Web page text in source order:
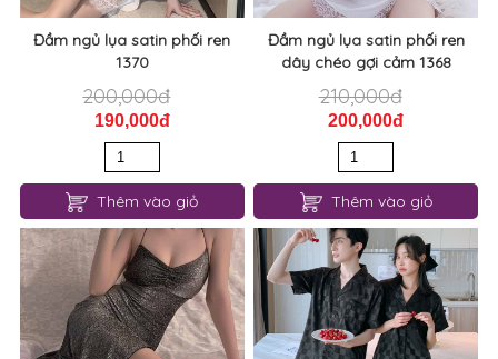
Đầm ngủ lụa satin phối ren
1370
200,000đ
190,000đ
Thêm vào giỏ
Đầm ngủ lụa satin phối ren
dây chéo gợi cảm 1368
210,000đ
200,000đ
Thêm vào giỏ